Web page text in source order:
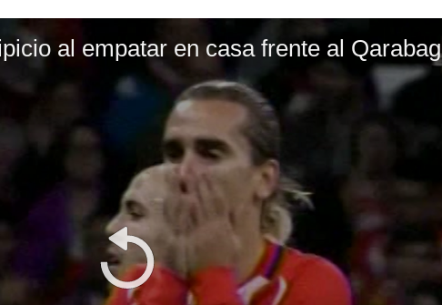
al empatar en casa frente al Qarabag